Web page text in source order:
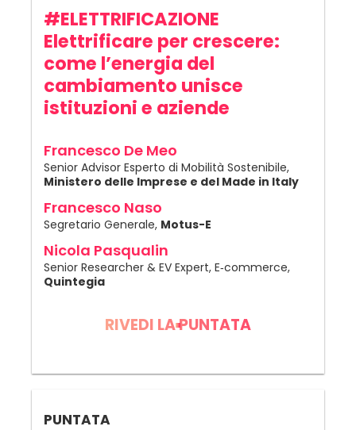
#ELETTRIFICAZIONE
Elettrificare per crescere:
come l’energia del
cambiamento unisce
istituzioni e aziende
Francesco De Meo
Senior Advisor Esperto di Mobilità Sostenibile,
Ministero delle Imprese e del Made in Italy
Francesco Naso
Segretario Generale, Motus-E
Nicola Pasqualin
Senior Researcher & EV Expert, E‑commerce,
Quintegia
RIVEDI LA PUNTATA
PUNTATA